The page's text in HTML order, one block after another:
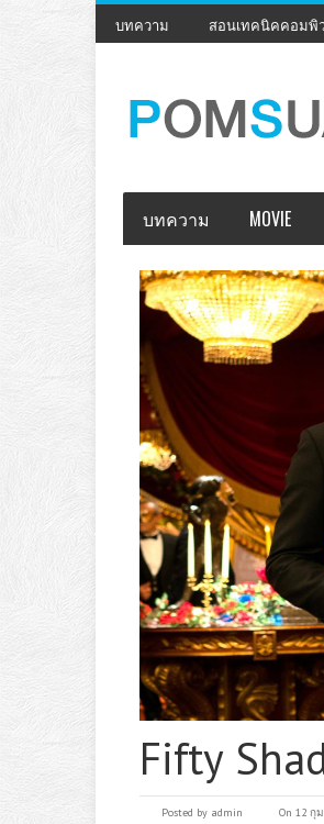
บทความ สอนเทคนิคคอมพิ
บทความ MOVIE
Fifty
Posted by admin On 12 กุ